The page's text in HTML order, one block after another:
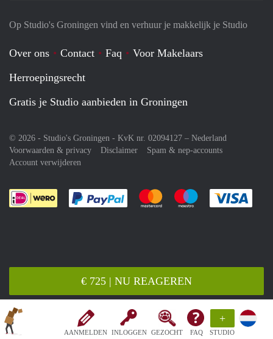
AANMELDEN INLOGGEN GEZOCHT FAQ
+
STUDIO
€ 725 | NU REAGEREN
Op Studio's Groningen vind en verhuur je makkelijk je Studio
Over ons Contact Faq
Voor Makelaars
Herroepingsrecht
Gratis je Studio aanbieden in Groningen
© 2026 - Studio's Groningen - KvK nr. 02094127 – Nederland
Voorwaarden & privacy
Disclaimer
Spam & nep-accounts
Account verwijderen
Je rekent gemakkelijk af met Paypal
Je rekent gemakkelijk af met
Je rekent